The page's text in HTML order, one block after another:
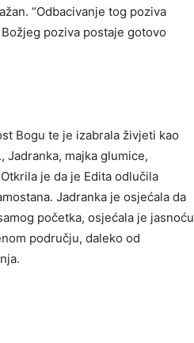
“Odbacivanje tog poziva
poziva postaje gotovo
Bogu te je izabrala živjeti kao
Jadranka, majka glumice,
je da je Edita odlučila
Jadranka je osjećala da
početka, osjećala je jasnoću
području, daleko od